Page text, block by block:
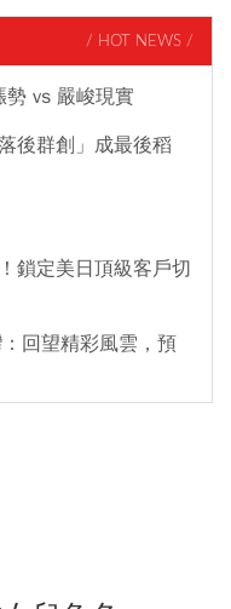
/ HOT NEWS /
vs 嚴峻現實
後群創」成最後稻
鎖定美日頂級客戶切
回望精彩風雲，預